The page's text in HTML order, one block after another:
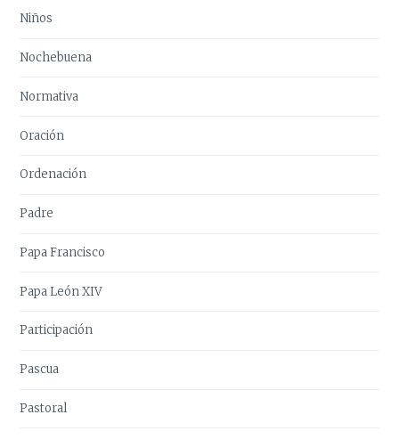
Niños
Nochebuena
Normativa
Oración
Ordenación
Padre
Papa Francisco
Papa León XIV
Participación
Pascua
Pastoral